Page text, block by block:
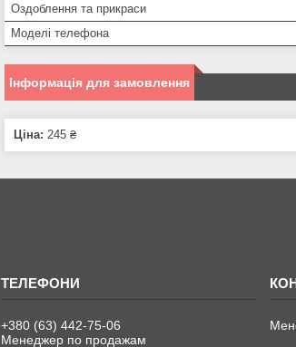
Оздоблення та прикраси
Моделі телефона
Інформація для замовлення
Ціна: 245 ₴
+380 (63) 442-75-06
Менеджер по продажам